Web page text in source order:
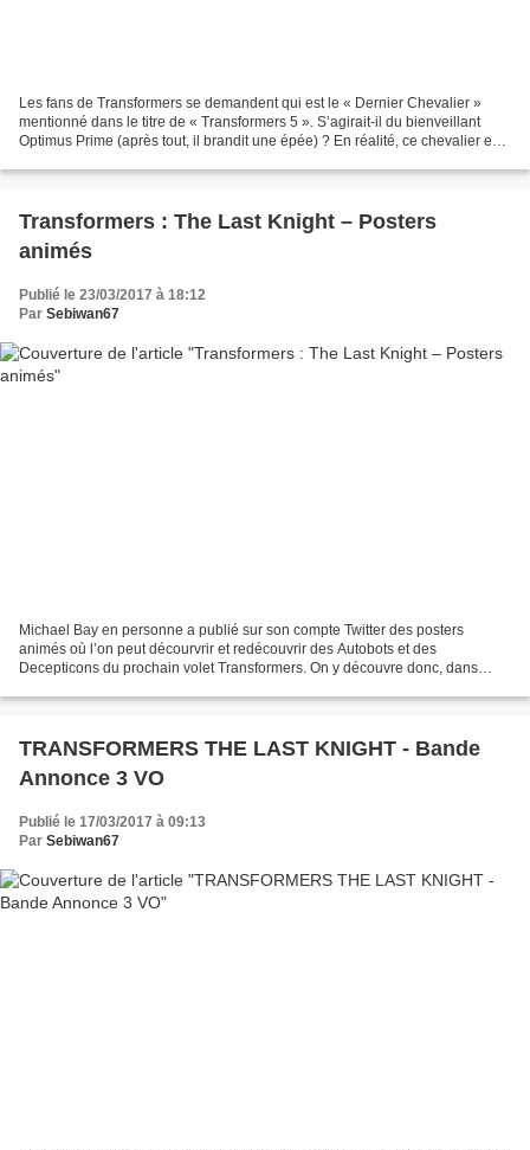
Les fans de Transformers se demandent qui est le « Dernier Chevalier »
mentionné dans le titre de « Transformers 5 ». S’agirait-il du bienveillant
Optimus Prime (après tout, il brandit une épée) ? En réalité, ce chevalier est
Transformers : The Last Knight – Posters
animés
Publié le 23/03/2017 à 18:12
Par Sebiwan67
Michael Bay en personne a publié sur son compte Twitter des posters
animés où l’on peut décourvrir et redécouvrir des Autobots et des
Decepticons du prochain volet Transformers. On y découvre donc, dans
TRANSFORMERS THE LAST KNIGHT - Bande
Annonce 3 VO
Publié le 17/03/2017 à 09:13
Par Sebiwan67